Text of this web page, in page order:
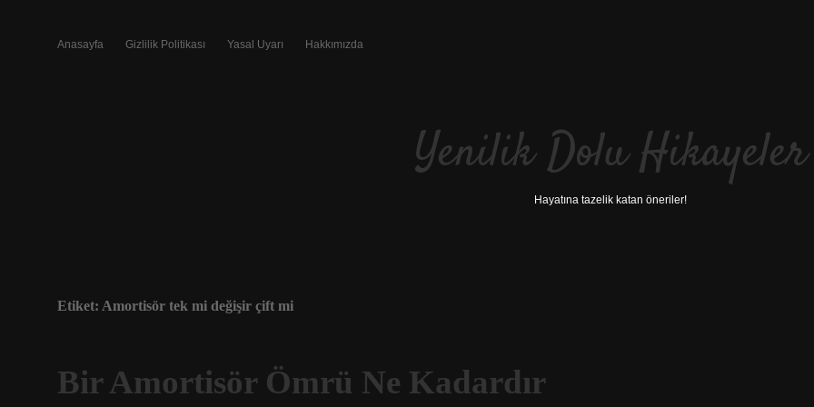
Anasayfa Gizlilik Politikası Yasal Uyarı Hakkımızda
Yenilik Dolu Hikayeler
Hayatına tazelik katan öneriler!
Etiket: Amortisör tek mi değişir çift mi
Bir Amortisör Ömrü Ne Kadardır